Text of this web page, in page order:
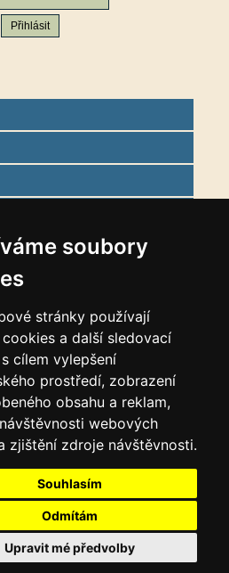
soubory
stránky používají
a další sledovací
cílem vylepšení
prostředí, zobrazení
obsahu a reklam,
webových
zjištění zdroje návštěvnosti.
Souhlasím
Odmítám
Upravit mé předvolby
Úřední
17.00 ~ 19.00
Jíra Bc. Petr Bajer